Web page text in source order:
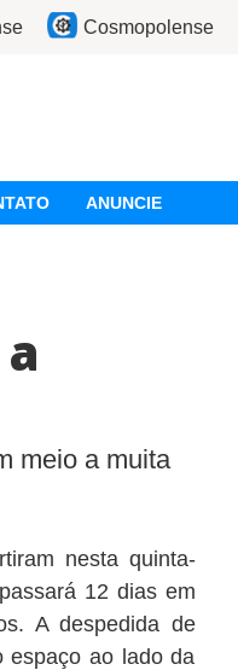
Cosmopolense
ANUNCIE
meio a muita
nesta quinta-
12 dias em
A despedida de
espaço ao lado da